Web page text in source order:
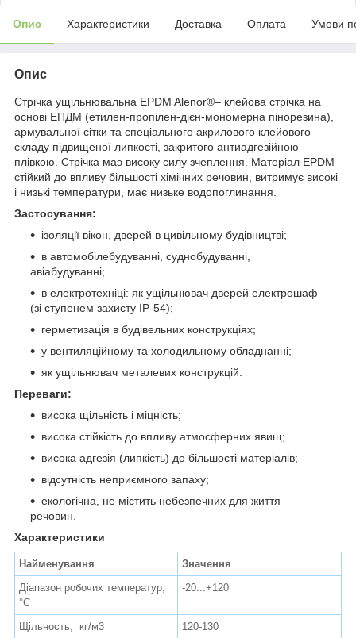
Опис Характеристики Доставка Оплата Умови
Опис
Стрічка ущільнювальна EPDM Alenor®– клейова стрічка на
основі ЕПДМ (етилен-пропілен-дієн-мономерна пінорезина),
армувальної сітки та спеціального акрилового клейового
складу підвищеної липкості, закритого антиадгезійною
плівкою. Стрічка маэ високу силу зчеплення. Матеріал EPDM
стійкий до впливу більшості хімічних речовин, витримує високі
і низькі температури, має низьке водопоглинання.
Застосування:
ізоляції вікон, дверей в цивільному будівництві;
в автомобілебудуванні, суднобудуванні,
авіабудуванні;
в електротехніці: як ущільнювач дверей електрошаф
(зі ступенем захисту IP-54);
герметизація в будівельних конструкціях;
у вентиляційному та холодильному обладнанні;
як ущільнювач металевих конструкцій.
Переваги:
висока щільність і міцність;
висока стійкість до впливу атмосферних явищ;
висока адгезія (липкість) до більшості матеріалів;
відсутність неприємного запаху;
екологічна, не містить небезпечних для життя
речовин.
Характеристики
Найменування
Значення
Діапазон робочих температур,
°С
-20...+120
Щільность, кг/м3 120-130